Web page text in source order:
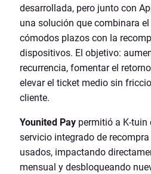
desarrollada, pero junto con
una solución que combinara el
cómodos plazos con la
dispositivos. El objetivo:
recurrencia, fomentar el
elevar el ticket medio sin
cliente.
Younited Pay permitió a K-tuin
servicio integrado de
usados, impactando
mensual y desbloqueando